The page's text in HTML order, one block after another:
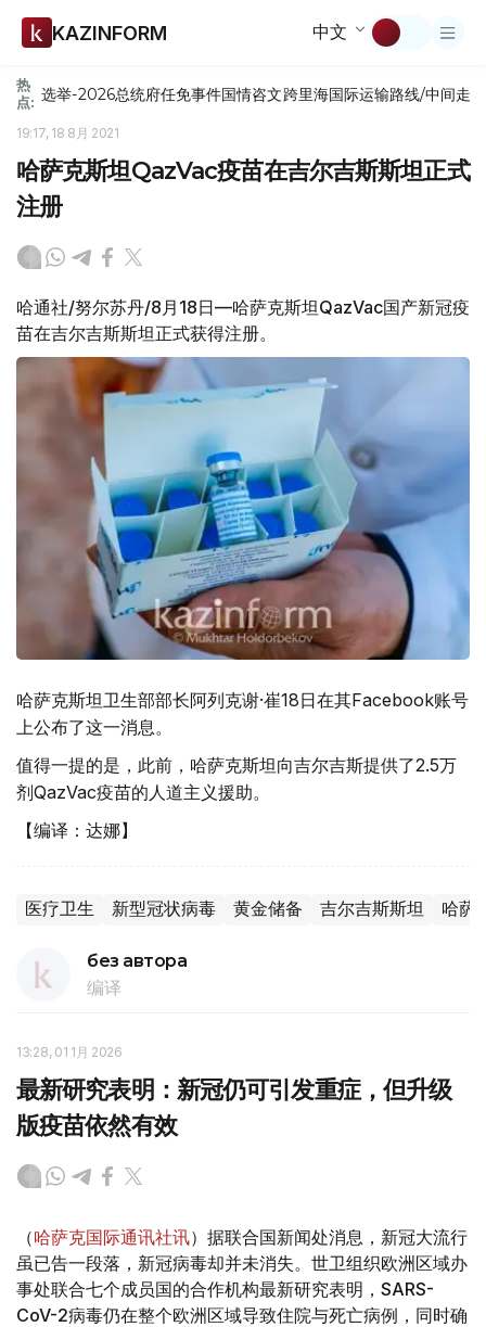
KAZINFORM 中文
热
点: 选举-2026总统府任免事件国情咨文跨里海国际运输路线/中间走廊
19:17, 18 8月 2021
哈萨克斯坦QazVac疫苗在吉尔吉斯斯坦正式
注册
哈通社/努尔苏丹/8月18日—哈萨克斯坦QazVac国产新冠疫
苗在吉尔吉斯斯坦正式获得注册。
哈萨克斯坦卫生部部长阿列克谢·崔18日在其Facebook账号
上公布了这一消息。
值得一提的是，此前，哈萨克斯坦向吉尔吉斯提供了2.5万
剂QazVac疫苗的人道主义援助。
【编译：达娜】
医疗卫生 新型冠状病毒 黄金储备 吉尔吉斯斯坦 哈萨
без автора
编译
13:28, 01 1月 2026
最新研究表明：新冠仍可引发重症，但升级
版疫苗依然有效
（哈萨克国际通讯社讯）据联合国新闻处消息，新冠大流行
虽已告一段落，新冠病毒却并未消失。世卫组织欧洲区域办
事处联合七个成员国的合作机构最新研究表明，SARS-
CoV-2病毒仍在整个欧洲区域导致住院与死亡病例，同时确